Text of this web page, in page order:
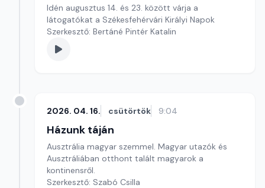
Idén augusztus 14. és 23. között várja a
látogatókat a Székesfehérvári Királyi Napok
Szerkesztő: Bertáné Pintér Katalin
2026. 04. 16. csütörtök 9:04
Házunk táján
Ausztrália magyar szemmel. Magyar utazók és
Ausztráliában otthont talált magyarok a
kontinensről.
Szerkesztő: Szabó Csilla